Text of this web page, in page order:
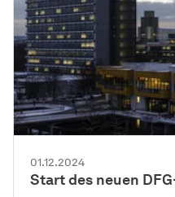
01.12.2024
Start des neuen